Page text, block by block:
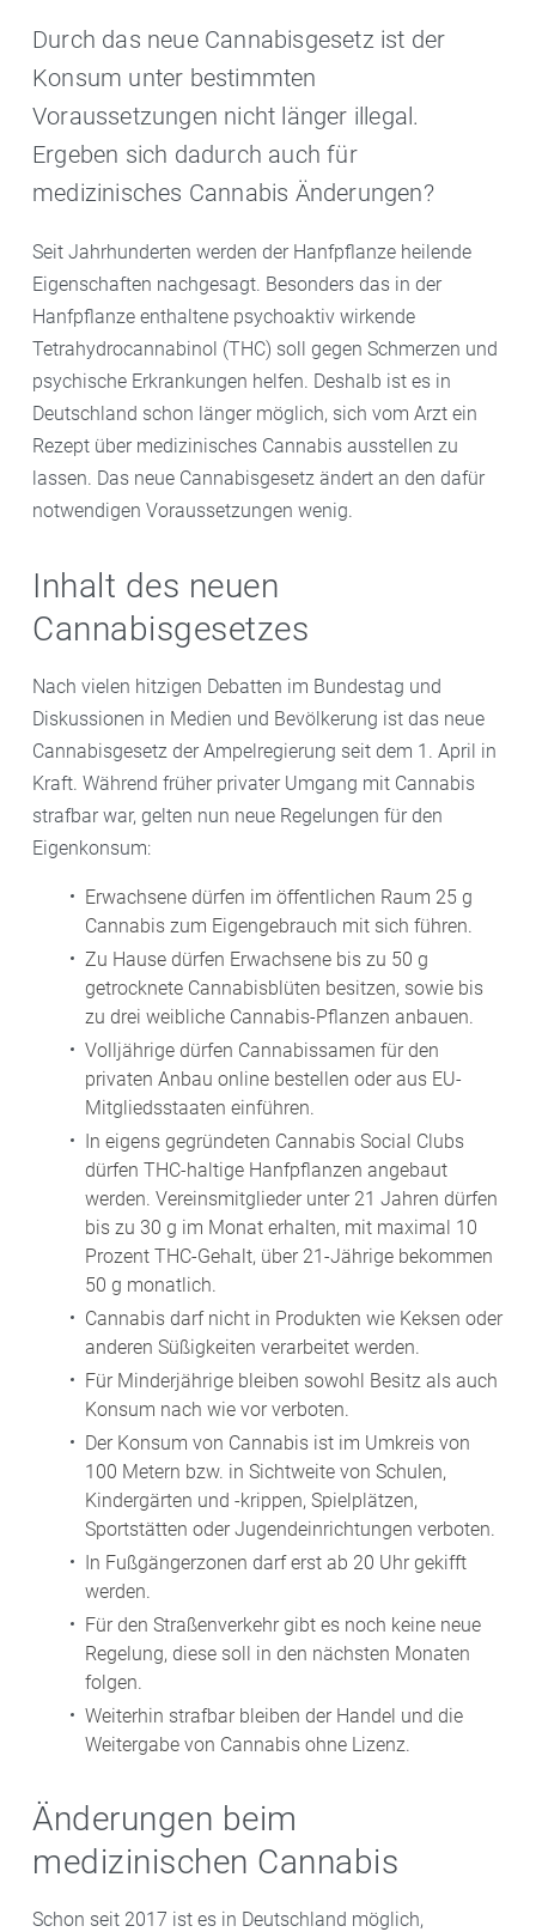
Durch das neue Cannabisgesetz ist der
Konsum unter bestimmten
Voraussetzungen nicht länger illegal.
Ergeben sich dadurch auch für
medizinisches Cannabis Änderungen?
Seit Jahrhunderten werden der Hanfpflanze heilende
Eigenschaften nachgesagt. Besonders das in der
Hanfpflanze enthaltene psychoaktiv wirkende
Tetrahydrocannabinol (THC) soll gegen Schmerzen und
psychische Erkrankungen helfen. Deshalb ist es in
Deutschland schon länger möglich, sich vom Arzt ein
Rezept über medizinisches Cannabis ausstellen zu
lassen. Das neue Cannabisgesetz ändert an den dafür
notwendigen Voraussetzungen wenig.
Inhalt des neuen
Cannabisgesetzes
Nach vielen hitzigen Debatten im Bundestag und
Diskussionen in Medien und Bevölkerung ist das neue
Cannabisgesetz der Ampelregierung seit dem 1. April in
Kraft. Während früher privater Umgang mit Cannabis
strafbar war, gelten nun neue Regelungen für den
Eigenkonsum:
Erwachsene dürfen im öffentlichen Raum 25 g
Cannabis zum Eigengebrauch mit sich führen.
Zu Hause dürfen Erwachsene bis zu 50 g
getrocknete Cannabisblüten besitzen, sowie bis
zu drei weibliche Cannabis-Pflanzen anbauen.
Volljährige dürfen Cannabissamen für den
privaten Anbau online bestellen oder aus EU-
Mitgliedsstaaten einführen.
In eigens gegründeten Cannabis Social Clubs
dürfen THC-haltige Hanfpflanzen angebaut
werden. Vereinsmitglieder unter 21 Jahren dürfen
bis zu 30 g im Monat erhalten, mit maximal 10
Prozent THC-Gehalt, über 21-Jährige bekommen
50 g monatlich.
Cannabis darf nicht in Produkten wie Keksen oder
anderen Süßigkeiten verarbeitet werden.
Für Minderjährige bleiben sowohl Besitz als auch
Konsum nach wie vor verboten.
Der Konsum von Cannabis ist im Umkreis von
100 Metern bzw. in Sichtweite von Schulen,
Kindergärten und -krippen, Spielplätzen,
Sportstätten oder Jugendeinrichtungen verboten.
In Fußgängerzonen darf erst ab 20 Uhr gekifft
werden.
Für den Straßenverkehr gibt es noch keine neue
Regelung, diese soll in den nächsten Monaten
folgen.
Weiterhin strafbar bleiben der Handel und die
Weitergabe von Cannabis ohne Lizenz.
Änderungen beim
medizinischen Cannabis
Schon seit 2017 ist es in Deutschland möglich,